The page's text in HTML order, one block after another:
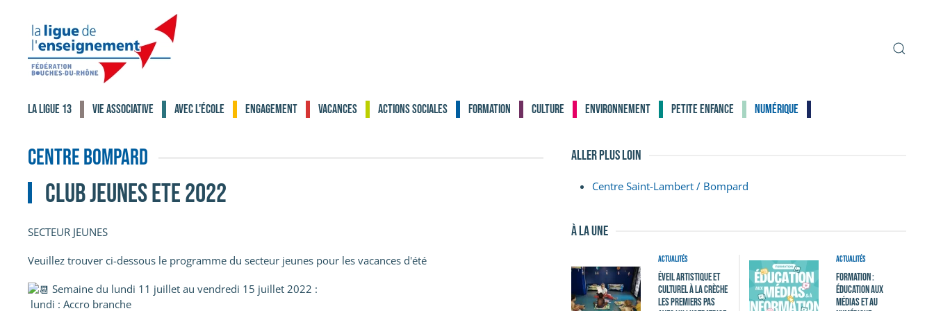
Accéder au contenu principal
La Ligue 13 Vie associative Avec l'école Engagement Vacances Actions sociales Formation Culture Environnement Petite enfance Numérique
Centre Bompard
CLUB JEUNES ETE 2022
SECTEUR JEUNES
Veuillez trouver ci-dessous le programme du secteur jeunes pour les vacances d'été
Semaine du lundi 11 juillet au vendredi 15 juillet 2022 :
lundi : Accro branche
aller plus loin
Centre Saint-Lambert / Bompard
à la une
Actualités
Éveil Artistique et
Culturel à la crèche
Les Premiers Pas
Actualités
Formation :
Éducation aux
médias et au